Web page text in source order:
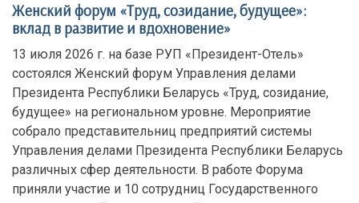
Женский форум «Труд, созидание, будущее»:
вклад в развитие и вдохновение»
13 июля 2026 г. на базе РУП «Президент-Отель»
состоялся Женский форум Управления делами
Президента Республики Беларусь «Труд, созидание,
будущее» на региональном уровне. Мероприятие
собрало представительниц предприятий системы
Управления делами Президента Республики Беларусь
различных сфер деятельности. В работе Форума
приняли участие и 10 сотрудниц Государственного